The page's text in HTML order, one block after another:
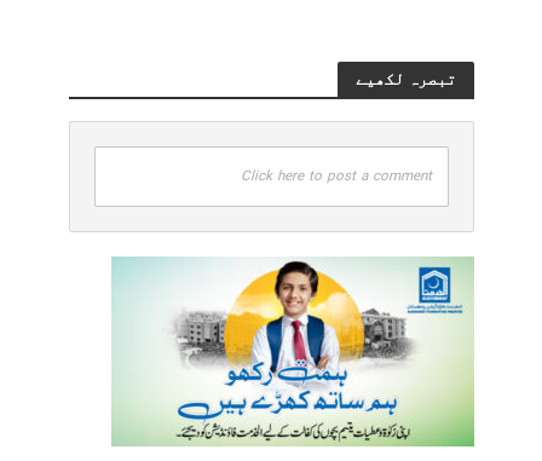
تبصرہ لکھیے
Click here to post a comment